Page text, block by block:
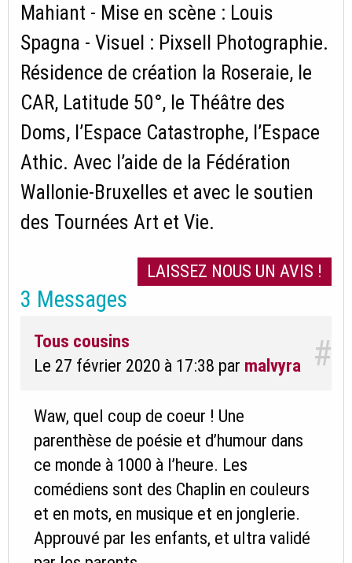
Mahiant - Mise en scène : Louis
Spagna - Visuel : Pixsell Photographie.
Résidence de création la Roseraie, le
CAR, Latitude 50°, le Théâtre des
Doms, l’Espace Catastrophe, l’Espace
Athic. Avec l’aide de la Fédération
Wallonie-Bruxelles et avec le soutien
des Tournées Art et Vie.
LAISSEZ NOUS UN AVIS !
3 Messages
#
Tous cousins
Le 27 février 2020 à 17:38 par malvyra
Waw, quel coup de coeur ! Une
parenthèse de poésie et d’humour dans
ce monde à 1000 à l’heure. Les
comédiens sont des Chaplin en couleurs
et en mots, en musique et en jonglerie.
Approuvé par les enfants, et ultra validé